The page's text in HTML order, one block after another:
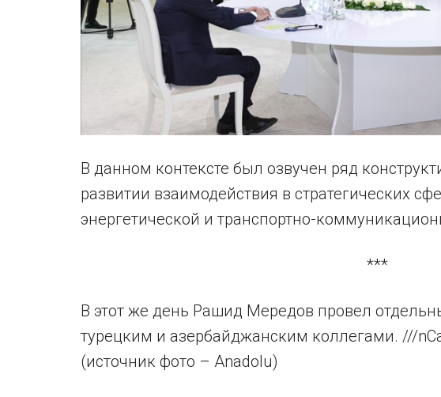
В данном контексте был озвучен ряд
развитии взаимодействия в стратегических
энергетической и транспортно-
***
В этот же день Рашид Мередов провел
турецким и азербайджанским коллегами. ///
(источник фото – Anadolu)